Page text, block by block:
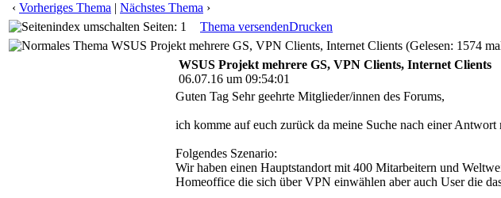
‹ Vorheriges Thema | Nächstes Thema ›
Seiten: 1
Thema versendenDrucken
WSUS Projekt mehrere GS, VPN Clients, Internet Clients (Gelesen: 1574
WSUS Projekt mehrere GS, VPN Clients, Internet Clients
06.07.16 um 09:54:01
Guten Tag Sehr geehrte Mitglieder/innen des Forums,
ich komme auf euch zurück da meine Suche nach einer
Folgendes Szenario:
Wir haben einen Hauptstandort mit 400 Mitarbeitern und
Homeoffice die sich über VPN einwählen aber auch User die